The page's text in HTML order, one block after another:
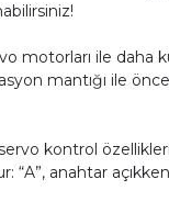
motorları ile daha
mantığı ile
kontrol
anahtar